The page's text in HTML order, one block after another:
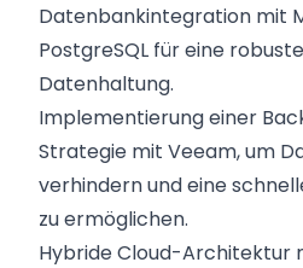
Datenbankintegration mit
PostgreSQL für eine
Datenhaltung.
Implementierung einer
Strategie mit Veeam, um
verhindern und eine
zu ermöglichen.
Hybride Cloud-Architektur